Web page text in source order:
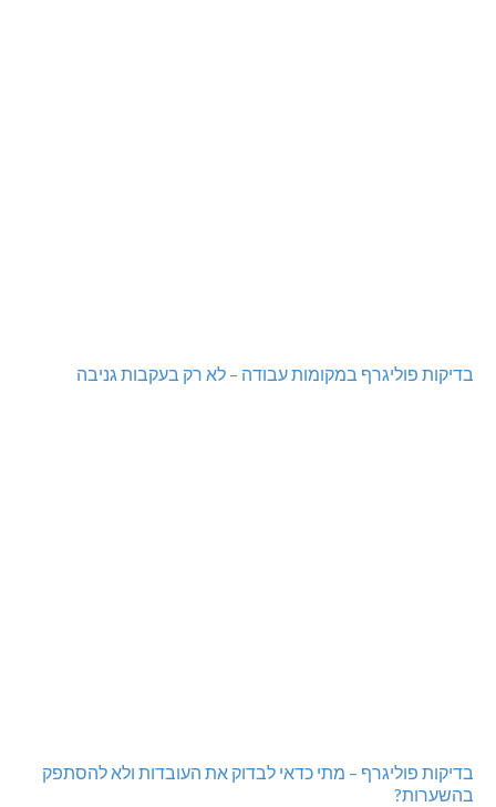
בדיקות פוליגרף במקומות עבודה – לא רק בעקבות גניבה
בדיקות פוליגרף – מתי כדאי לבדוק את העובדות ולא להסתפק
בהשערות?